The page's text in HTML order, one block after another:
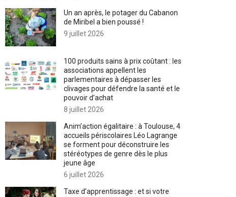
Un an après, le potager du Cabanon
de Miribel a bien poussé !
9 juillet 2026
100 produits sains à prix coûtant : les
associations appellent les
parlementaires à dépasser les
clivages pour défendre la santé et le
pouvoir d’achat
8 juillet 2026
Anim’action égalitaire : à Toulouse, 4
accueils périscolaires Léo Lagrange
se forment pour déconstruire les
stéréotypes de genre dès le plus
jeune âge
6 juillet 2026
Taxe d’apprentissage : et si votre